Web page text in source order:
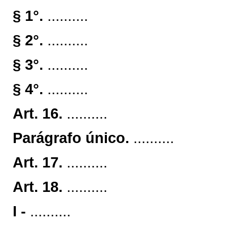
§ 1°. ..........
§ 2°. ..........
§ 3°. ..........
§ 4°. ..........
Art. 16. ..........
Parágrafo único. ..........
Art. 17. ..........
Art. 18. ..........
I - ..........